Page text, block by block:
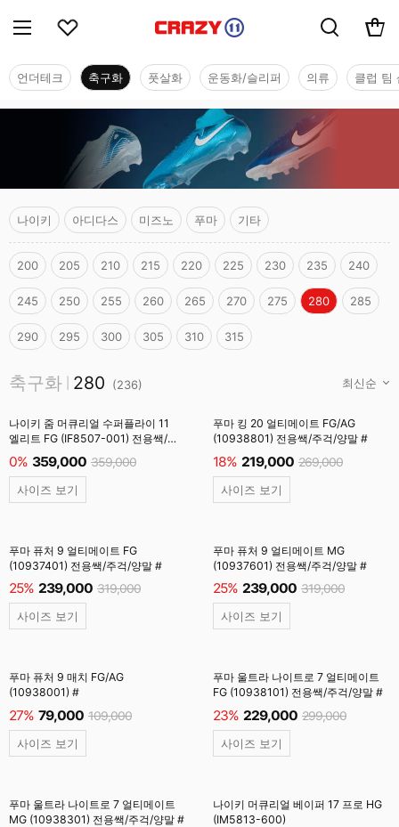
언더테크 축구화 풋살화 운동화/슬리퍼 의류 클럽 팀
나이키 아디다스 미즈노 푸마 기타
200 205 210 215 220 225 230 235 240
245 250 255 260 265 270 275 280 285
290 295 300 305 310 315
축구화 280 (236)
나이키 줌 머큐리얼 수퍼플라이 11
엘리트 FG (IF8507-001) 전용쌕/
인솔/주걱/양말 #
0% 359,000 359,000
사이즈 보기
푸마 킹 20 얼티메이트 FG/AG
(10938801) 전용쌕/주걱/양말 #
18% 219,000 269,000
사이즈 보기
푸마 퓨처 9 얼티메이트 FG
(10937401) 전용쌕/주걱/양말 #
25% 239,000 319,000
사이즈 보기
푸마 퓨처 9 얼티메이트 MG
(10937601) 전용쌕/주걱/양말 #
25% 239,000 319,000
사이즈 보기
푸마 퓨처 9 매치 FG/AG
(10938001) #
27% 79,000 109,000
사이즈 보기
푸마 울트라 나이트로 7 얼티메이트
FG (10938101) 전용쌕/주걱/양말 #
23% 229,000 299,000
사이즈 보기
푸마 울트라 나이트로 7 얼티메이트
MG (10938301) 전용쌕/주걱/양말 #
나이키 머큐리얼 베이퍼 17 프로 HG
(IM5813-600)